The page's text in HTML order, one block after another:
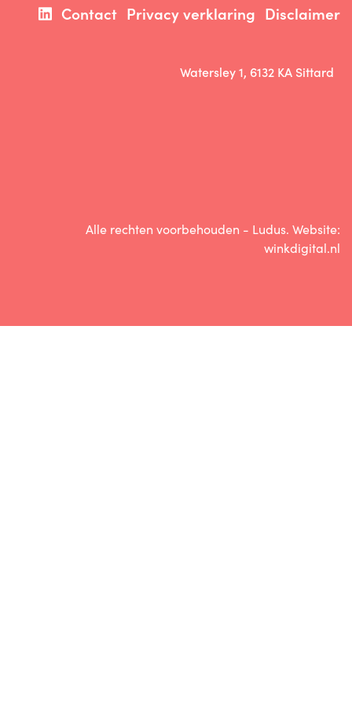
Contact Privacy verklaring Disclaimer
Watersley 1, 6132 KA Sittard
Alle rechten voorbehouden - Ludus. Website:
winkdigital.nl